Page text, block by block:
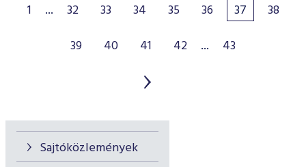
Sajtóközlemények
1 ... 32 33 34 35 36 37
38
39
40 41 42 ... 43